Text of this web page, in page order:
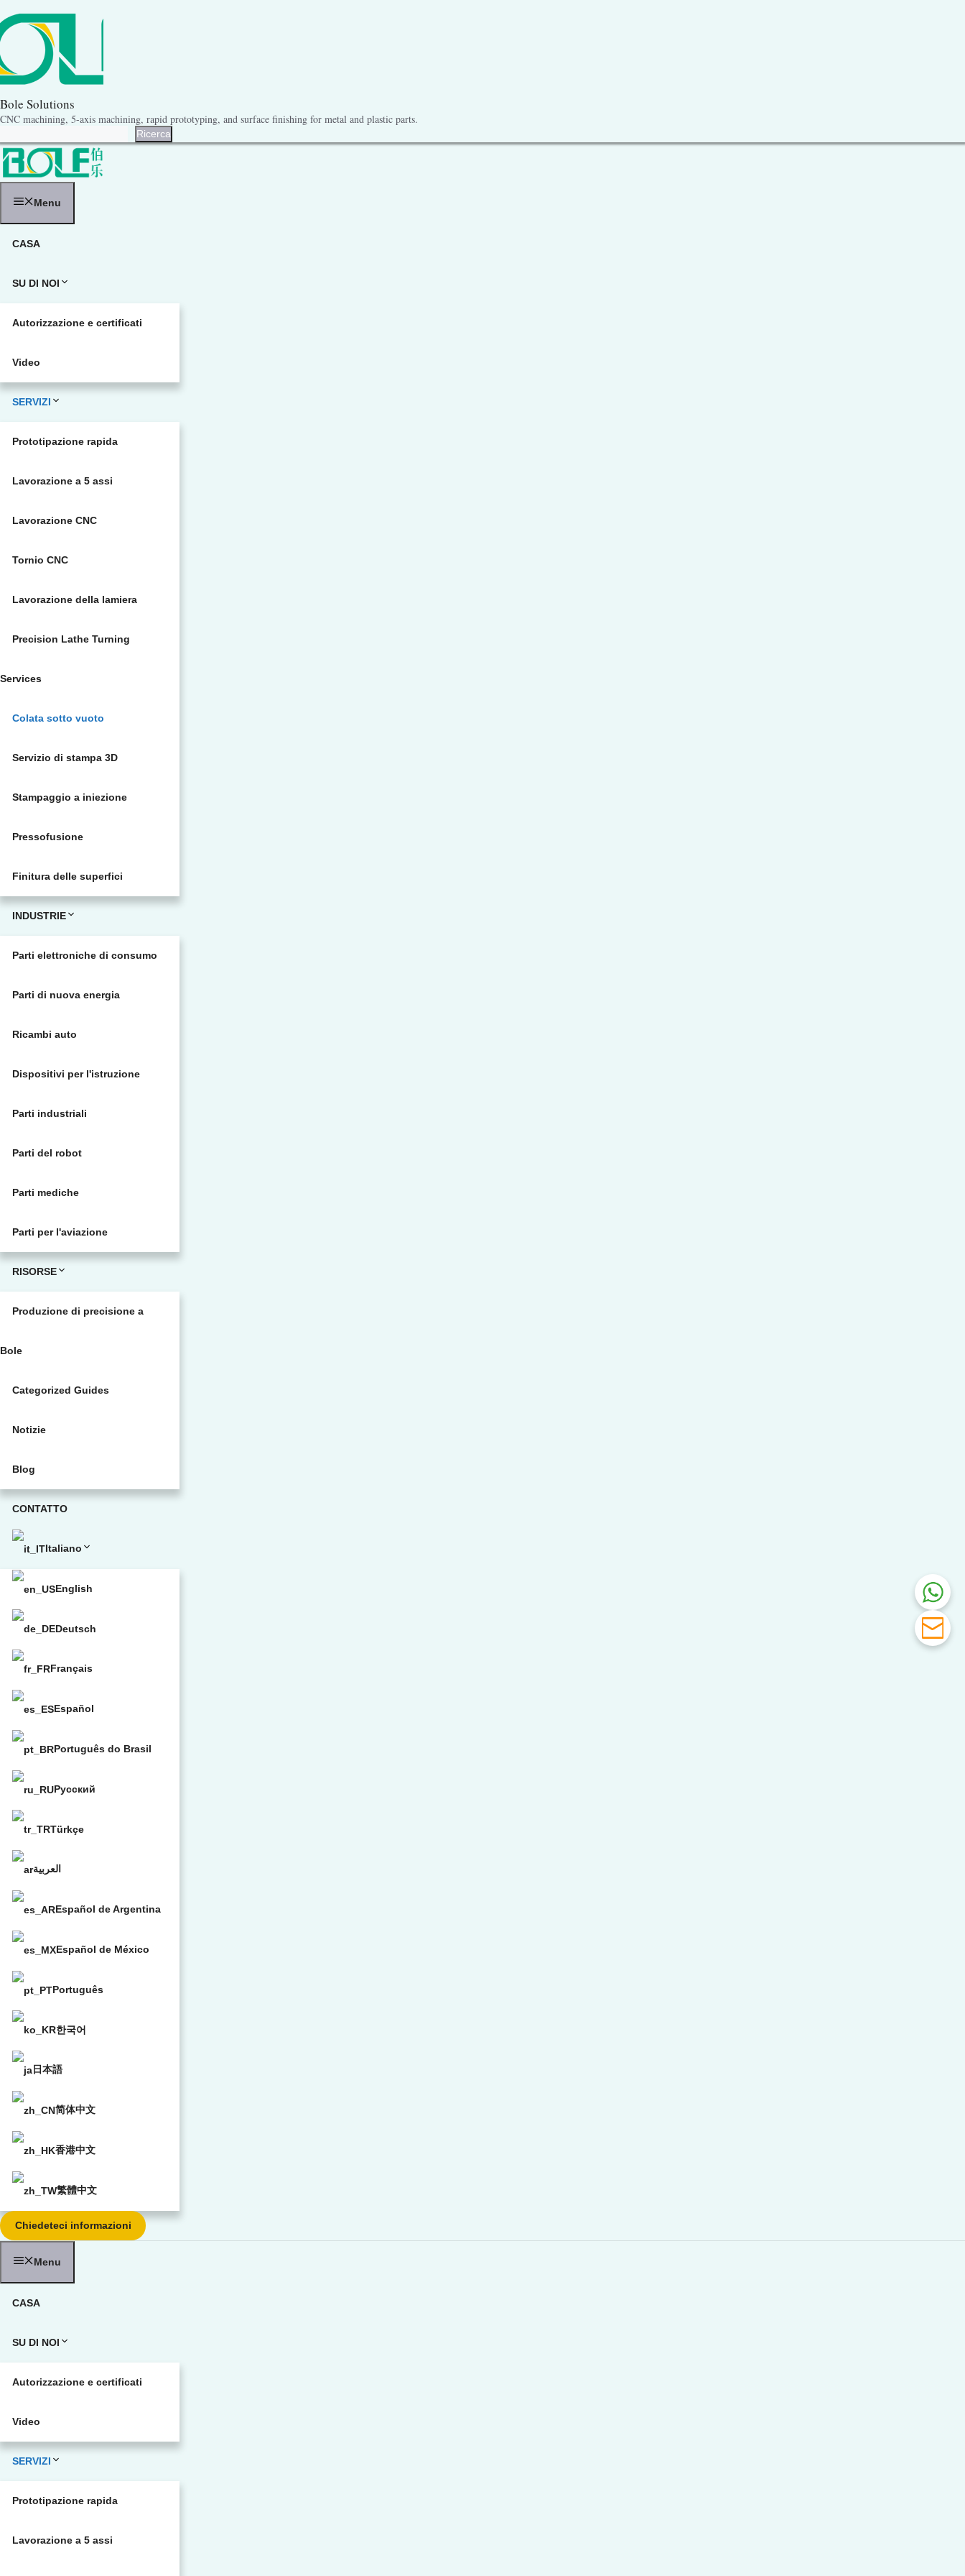
al
contenuto
Bole Solutions
CNC machining, 5-axis machining, rapid prototyping, and surface finishing for metal and plastic parts.
Ricerca
Menu
CASA
SU DI NOI
Autorizzazione e certificati
Video
SERVIZI
Prototipazione rapida
Lavorazione a 5 assi
Lavorazione CNC
Tornio CNC
Lavorazione della lamiera
Precision Lathe Turning
Services
Colata sotto vuoto
Servizio di stampa 3D
Stampaggio a iniezione
Pressofusione
Finitura delle superfici
INDUSTRIE
Parti elettroniche di consumo
Parti di nuova energia
Ricambi auto
Dispositivi per l'istruzione
Parti industriali
Parti del robot
Parti mediche
Parti per l'aviazione
RISORSE
Produzione di precisione a
Bole
Categorized Guides
Notizie
Blog
CONTATTO
Italiano
English
Deutsch
Français
Español
Português do Brasil
Русский
Türkçe
العربية
Español de Argentina
Español de México
Português
한국어
日本語
简体中文
香港中文
繁體中文
Chiedeteci informazioni
Menu
CASA
SU DI NOI
Autorizzazione e certificati
Video
SERVIZI
Prototipazione rapida
Lavorazione a 5 assi